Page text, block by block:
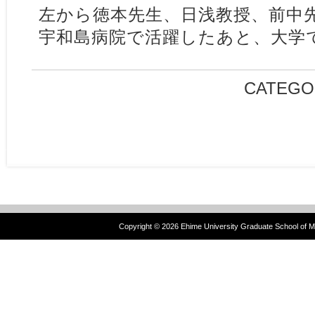
左から徳本先生、日浅教授、前中
宇和島病院で活躍したあと、大学
Copyright © 2026 Ehime University Graduate School of